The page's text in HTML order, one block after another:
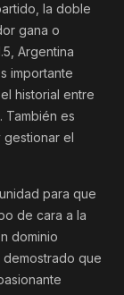
la doble
gana o
Argentina
importante
historial entre
También es
el
para que
de cara a la
dominio
que